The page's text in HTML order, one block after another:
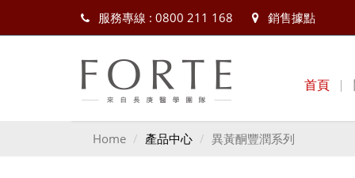
服務專線 : 0800 211 168 銷售據點
首頁
Home 產品中心 異黃酮豐潤系列